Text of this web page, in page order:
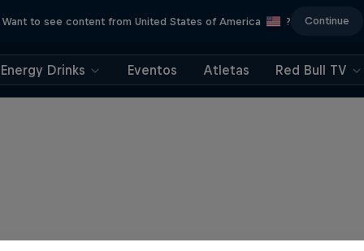
Want to see content from United States of America ? Continue
Energy Drinks Eventos Atletas Red Bull TV